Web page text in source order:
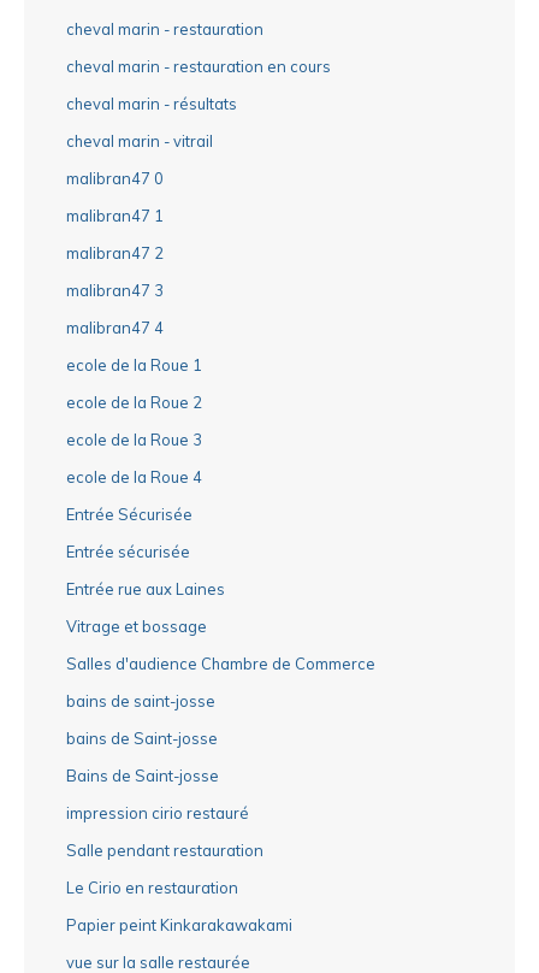
cheval marin - restauration
cheval marin - restauration en cours
cheval marin - résultats
cheval marin - vitrail
malibran47 0
malibran47 1
malibran47 2
malibran47 3
malibran47 4
ecole de la Roue 1
ecole de la Roue 2
ecole de la Roue 3
ecole de la Roue 4
Entrée Sécurisée
Entrée sécurisée
Entrée rue aux Laines
Vitrage et bossage
Salles d'audience Chambre de Commerce
bains de saint-josse
bains de Saint-josse
Bains de Saint-josse
impression cirio restauré
Salle pendant restauration
Le Cirio en restauration
Papier peint Kinkarakawakami
vue sur la salle restaurée